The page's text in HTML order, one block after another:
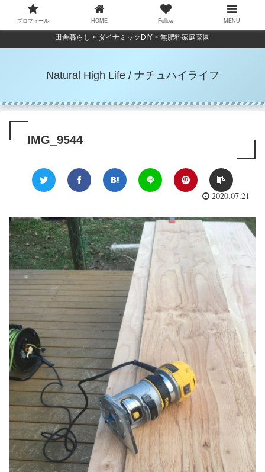
田舎暮らし × ダイナミックDIY × 無肥料家庭菜園
Natural High Life / ナチュハイライフ
IMG_9544
2020.07.21
プロフィール HOME Follow MENU